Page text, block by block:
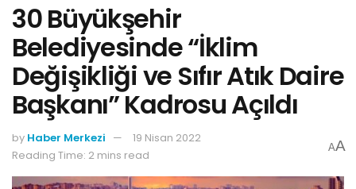
30 Büyükşehir
Belediyesinde “İklim
Değişikliği ve Sıfır Atık Daire
Başkanı” Kadrosu Açıldı
by Haber Merkezi
19 Nisan 2022
Reading Time: 2 mins read
AA